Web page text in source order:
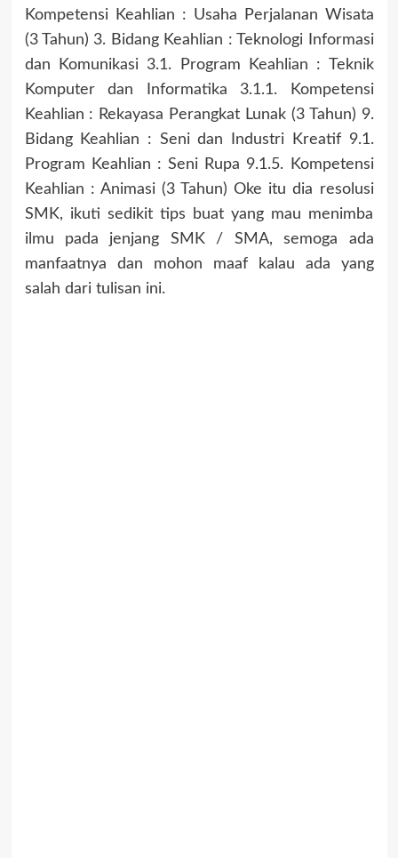
Kompetensi Keahlian : Usaha Perjalanan Wisata
(3 Tahun) 3. Bidang Keahlian : Teknologi Informasi
dan Komunikasi 3.1. Program Keahlian : Teknik
Komputer dan Informatika 3.1.1. Kompetensi
Keahlian : Rekayasa Perangkat Lunak (3 Tahun) 9.
Bidang Keahlian : Seni dan Industri Kreatif 9.1.
Program Keahlian : Seni Rupa 9.1.5. Kompetensi
Keahlian : Animasi (3 Tahun) Oke itu dia resolusi
SMK, ikuti sedikit tips buat yang mau menimba
ilmu pada jenjang SMK / SMA, semoga ada
manfaatnya dan mohon maaf kalau ada yang
salah dari tulisan ini.